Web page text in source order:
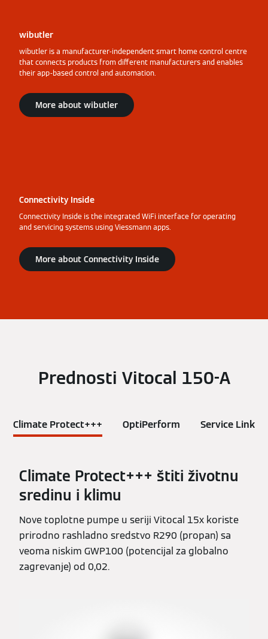
wibutler
wibutler is a manufacturer-independent smart home control centre
that connects products from different manufacturers and enables
their app-based control and automation.
More about wibutler
Connectivity Inside
Connectivity Inside is the integrated WiFi interface for operating
and servicing systems using Viessmann apps.
More about Connectivity Inside
Prednosti Vitocal 150-A
Climate Protect+++ OptiPerform Service Link
Climate Protect+++ štiti životnu
sredinu i klimu
Nove toplotne pumpe u seriji Vitocal 15x koriste
prirodno rashladno sredstvo R290 (propan) sa
veoma niskim GWP100 (potencijal za globalno
zagrevanje) od 0,02.